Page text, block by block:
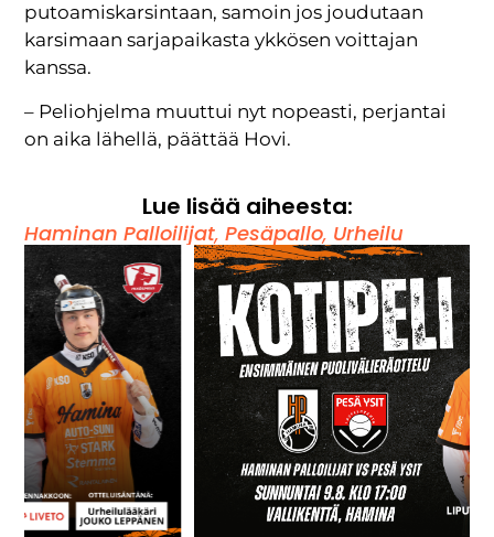
putoamiskarsintaan, samoin jos joudutaan
karsimaan sarjapaikasta ykkösen voittajan
kanssa.
– Peliohjelma muuttui nyt nopeasti, perjantai
on aika lähellä, päättää Hovi.
Lue lisää aiheesta:
Haminan Palloilijat,Pesäpallo, Urheilu